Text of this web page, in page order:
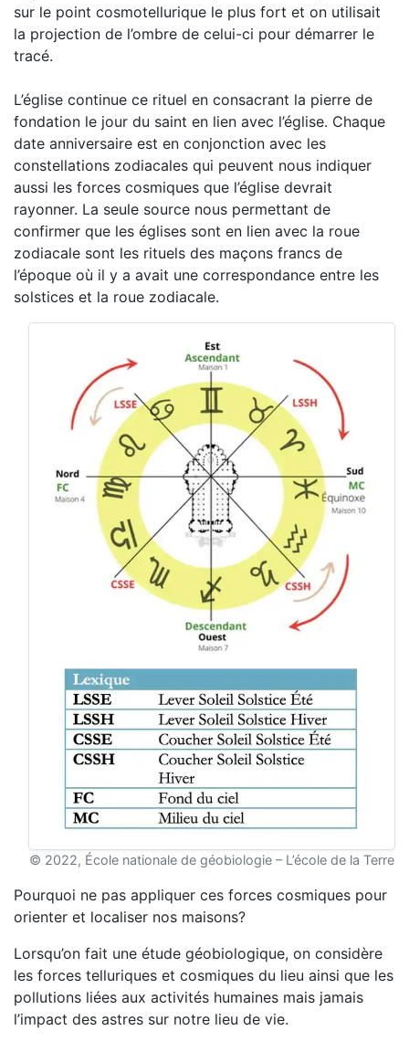
sur le point cosmotellurique le plus fort et on utilisait
la projection de l’ombre de celui-ci pour démarrer le
tracé.
L’église continue ce rituel en consacrant la pierre de
fondation le jour du saint en lien avec l’église. Chaque
date anniversaire est en conjonction avec les
constellations zodiacales qui peuvent nous indiquer
aussi les forces cosmiques que l’église devrait
rayonner. La seule source nous permettant de
confirmer que les églises sont en lien avec la roue
zodiacale sont les rituels des maçons francs de
l’époque où il y a avait une correspondance entre les
solstices et la roue zodiacale.
© 2022, École nationale de géobiologie – L’école de la Terre
Pourquoi ne pas appliquer ces forces cosmiques pour
orienter et localiser nos maisons?
Lorsqu’on fait une étude géobiologique, on considère
les forces telluriques et cosmiques du lieu ainsi que les
pollutions liées aux activités humaines mais jamais
l’impact des astres sur notre lieu de vie.